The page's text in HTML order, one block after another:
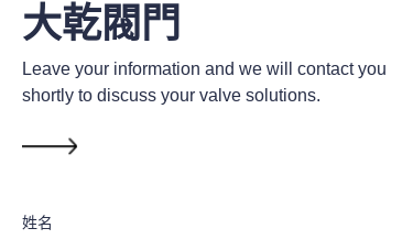
大乾閥門
姓名
Leave your information and we will contact you
shortly to discuss your valve solutions.